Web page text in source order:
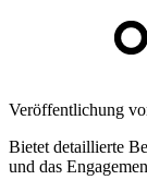
Veröffentlichung
Bietet detaillierte
und das